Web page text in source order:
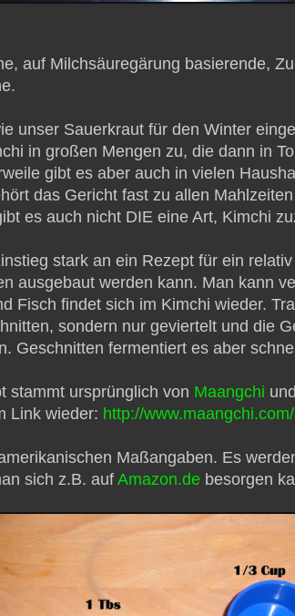
auf Milchsäuregärung basierende,
unser Sauerkraut für den Winter
in großen Mengen zu, die dann in
gibt es aber auch in vielen
das Gericht fast zu allen
es auch nicht DIE eine Art, Kimchi
stark an ein Rezept für ein
ausgebaut werden kann. Man kann
Fisch findet sich im Kimchi wieder.
sondern nur geviertelt und die
Geschnitten fermentiert es aber
stammt ursprünglich von Maangchi
Link wieder: http://
Maßangaben. Es
sich z.B. auf Amazon.de besorgen